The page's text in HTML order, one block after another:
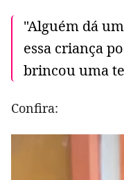
"Alguém dá
essa criança
brincou uma
Confira: